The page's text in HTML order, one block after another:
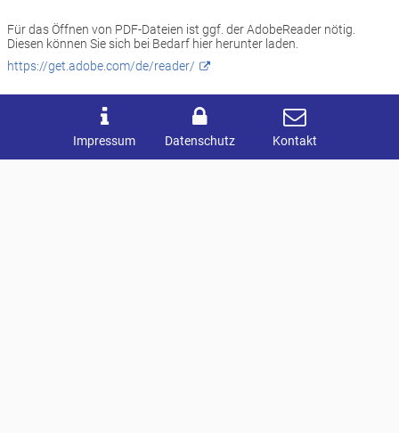
Für das Öffnen von PDF-Dateien ist ggf. der AdobeReader nötig.
Diesen können Sie sich bei Bedarf hier herunter laden.
https://get.adobe.com/de/reader/
Impressum Datenschutz Kontakt